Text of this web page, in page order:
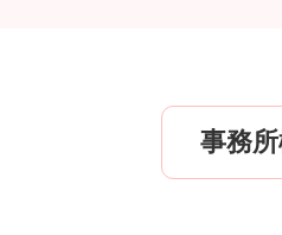
事務